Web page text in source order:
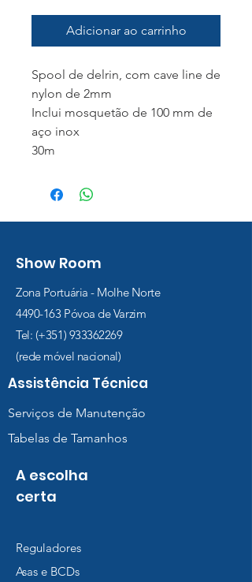
Adicionar ao carrinho
Spool de delrin, com cave line de
nylon de 2mm
Inclui mosquetão de 100 mm de
aço inox
30m
Show Room
Zona Portuária - Molhe Norte
4490-163 Póvoa de Varzim
Tel: (+351) 933362269
(rede móvel nacional)
Assistência Técnica
Serviços de Manutenção
Tabelas de Tamanhos
A escolha
certa
Reguladores
Asas e BCDs